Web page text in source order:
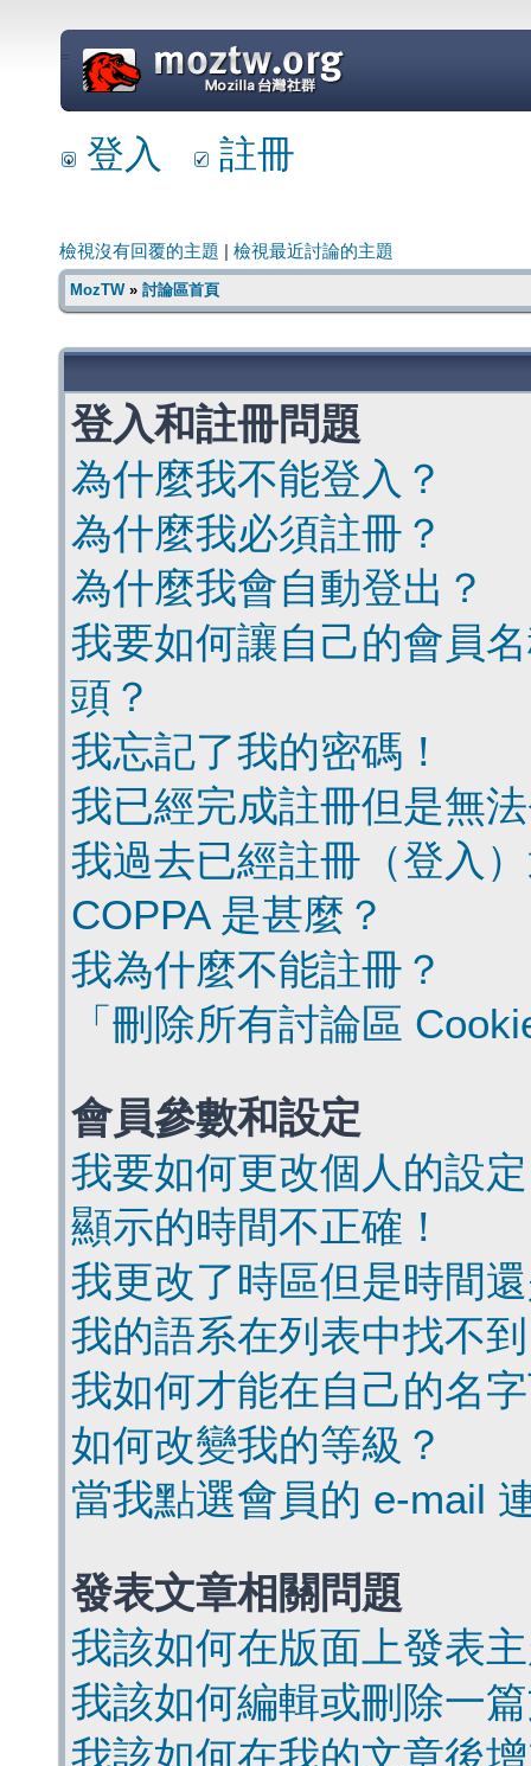
=
登入 註冊
檢視沒有回覆的主題 檢視最近討論的主題
MozTW» 討論區首頁
登入和註冊問題
為什麼我不能登入？
為什麼我必須註冊？
為什麼我會自動登出？
我要如何讓自己的會員
頭？
我忘記了我的密碼！
我已經完成註冊但是無
我過去已經註冊（登入
COPPA 是甚麼？
我為什麼不能註冊？
「刪除所有討論區
會員參數和設定
我要如何更改個人的設
顯示的時間不正確！
我更改了時區但是時間
我的語系在列表中找不
我如何才能在自己的名
如何改變我的等級？
當我點選會員的 e-mail
發表文章相關問題
我該如何在版面上發表
我該如何編輯或刪除一
我該如何在我的文章後